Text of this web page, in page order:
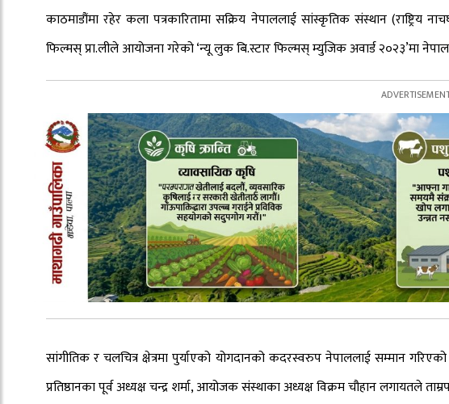
काठमाडौंमा रहेर कला पत्रकारितामा सक्रिय नेपाललाई सांस्कृतिक संस्थान (राष्ट्रिय
फिल्मस् प्रा.लीले आयोजना गरेको ‘न्यू लुक बि.स्टार फिल्मस् म्युजिक अवार्ड २०२३’मा
सांगीतिक र चलचित्र क्षेत्रमा पुर्याएको योगदानको कदरस्वरुप नेपाललाई सम्मान
प्रतिष्ठानका पूर्व अध्यक्ष चन्द्र शर्मा, आयोजक संस्थाका अध्यक्ष विक्रम चौहान लगायतले